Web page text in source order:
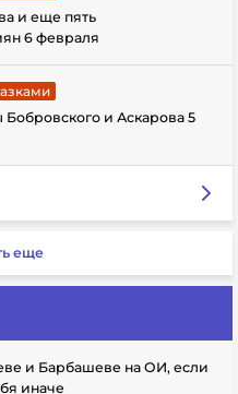
и еще пять
6 февраля
и Аскарова 5
еще
и Барбашеве на ОИ, если
иначе